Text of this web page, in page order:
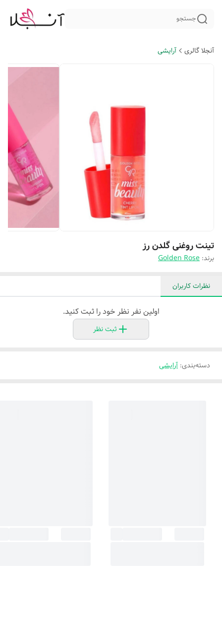
جستجو
آنجلا گالری آرایشی
تینت روغنی گلدن رز
برند: Golden Rose
نظرات کاربران
اولین نفر نظر خود را ثبت کنید.
ثبت نظر
دسته‌بندی: آرایشی